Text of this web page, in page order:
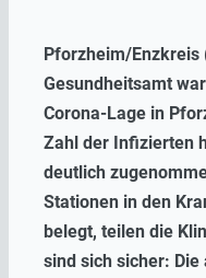
Pforzheim/Enzkreis
Gesundheitsamt
Corona-Lage in
Zahl der Infizierten
deutlich
Stationen in den
belegt, teilen die
sind sich sicher: